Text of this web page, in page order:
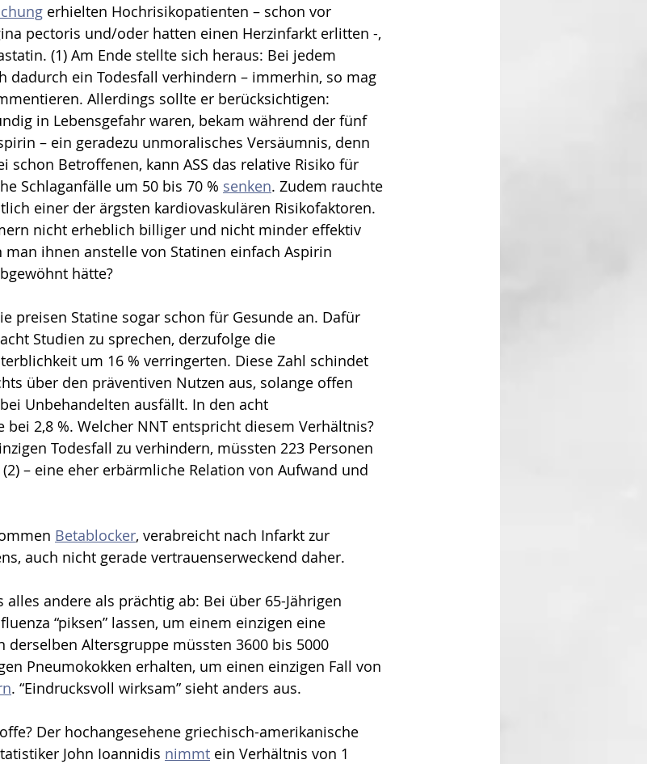
erhielten Hochrisikopatienten – schon vor
pectoris und/oder hatten einen Herzinfarkt erlitten -,
(1) Am Ende stellte sich heraus: Bei jedem
dadurch ein Todesfall verhindern – immerhin, so mag
Allerdings sollte er berücksichtigen:
in Lebensgefahr waren, bekam während der fünf
– ein geradezu unmoralisches Versäumnis, denn
schon Betroffenen, kann ASS das relative Risiko für
Schlaganfälle um 50 bis 70 % senken. Zudem rauchte
einer der ärgsten kardiovaskulären Risikofaktoren.
nicht erheblich billiger und nicht minder effektiv
man ihnen anstelle von Statinen einfach Aspirin
hätte?
preisen Statine sogar schon für Gesunde an. Dafür
Studien zu sprechen, derzufolge die
um 16 % verringerten. Diese Zahl schindet
über den präventiven Nutzen aus, solange offen
Unbehandelten ausfällt. In den acht
2,8 %. Welcher NNT entspricht diesem Verhältnis?
Todesfall zu verhindern, müssten 223 Personen
– eine eher erbärmliche Relation von Aufwand und
Betablocker, verabreicht nach Infarkt zur
auch nicht gerade vertrauenserweckend daher.
andere als prächtig ab: Bei über 65-Jährigen
“piksen” lassen, um einem einzigen eine
derselben Altersgruppe müssten 3600 bis 5000
Pneumokokken erhalten, um einen einzigen Fall von
. “Eindrucksvoll wirksam” sieht anders aus.
Der hochangesehene griechisch-amerikanische
John Ioannidis nimmt ein Verhältnis von 1